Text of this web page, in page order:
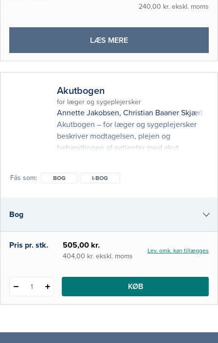
240,00 kr. ekskl. moms
LÆS MEREOM
BASAL
KLINISK
ULTRALYDSDIAGNOSTIK
Akutbogen
for læger og sygeplejersker
Annette Jakobsen, Christian Baaner Skjærbæk
Akutbogen – for læger og sygeplejersker
beskriver modtagelsen, plejen og
behandlingen af patienter med akut
klar tværfaglig profil. Landets akutafdelinger
grundlægges her. Denne bog retter sig
primæ
Fås som BOG I-BOG
Bog
i-bog
Pris pr. stk. 505,00 kr.
404,00 kr. ekskl. moms
Lev. omk. kan tillægges
1 KØB